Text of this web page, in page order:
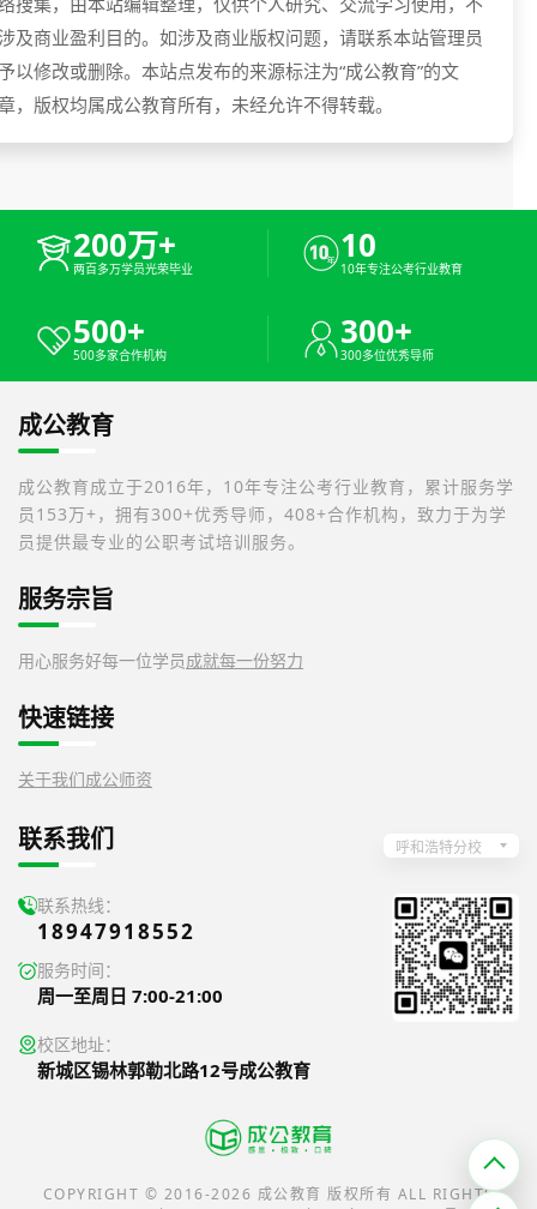
及商业盈利目的。如涉及商业版权问题，请联系本站管理员
以修改或删除。本站点发布的来源标注为“成公教育”的文
，版权均属成公教育所有，未经允许不得转载。
200万+
两百多万学员光荣毕业
10
10年专注公考行业教育
500+
500多家合作机构
300+
300多位优秀导师
成公教育
成公教育成立于2016年，10年专注公考行业教育，累计服务学
员153万+，拥有300+优秀导师，408+合作机构，致力于为学
员提供最专业的公职考试培训服务。
服务宗旨
用心服务好每一位学员成就每一份努力
快速链接
关于我们成公师资
COPYRIGHT © 2016-2026 成公教育 版权所有 ALL RIGHTS
联系我们 呼和浩特分校
联系热线：
18947918552
服务时间：
周一至周日 7:00-21:00
校区地址：
新城区锡林郭勒北路12号成公教育